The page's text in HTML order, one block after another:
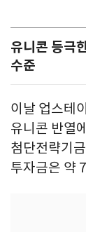
유니콘 등극
수준
이날 업스테
유니콘 반열
첨단전략기
투자금은 약